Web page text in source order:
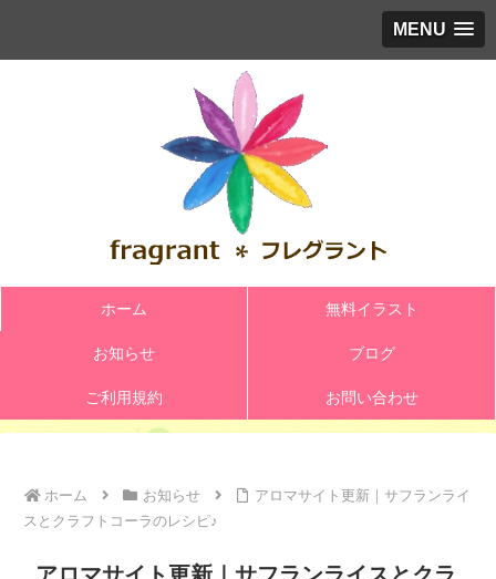
MENU
ホーム 無料イラスト
お知らせ ブログ
ご利用規約 お問い合わせ
ホーム お知らせ
アロマサイト更新｜サフランライ
スとクラフトコーラのレシピ♪